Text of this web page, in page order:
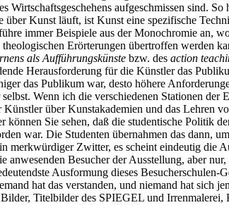
aufgeschmissen sind.
Kunst läuft, ist Kunst eine spezifische
immer Beispiele aus der Monochromie an,
Erörterungen übertroffen werden
als Aufführungskünste bzw. des action
Herausforderung für die Künstler das
das Publikum war, desto höhere
Wenn ich die verschiedenen Stationen
über Kunstakademien und das Lehren
Sie sehen, daß die studentische Politik
war. Die Studenten übernahmen das dann,
Zwitter, es scheint eindeutig die
Besucher der Ausstellung, aber
Ausformung dieses
hat das verstanden, und niemand hat sich
Titelbilder des SPIEGEL und